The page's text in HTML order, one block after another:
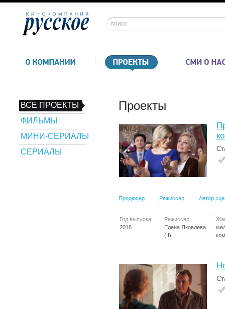
ВСЕ ПРОЕКТЫ
ФИЛЬМЫ
МИНИ-СЕРИАЛЫ
СЕРИАЛЫ
Проекты
Продюсер Режиссер Автор
Год выпуска:
2018
Режиссер:
Елена Яковлева
(II)